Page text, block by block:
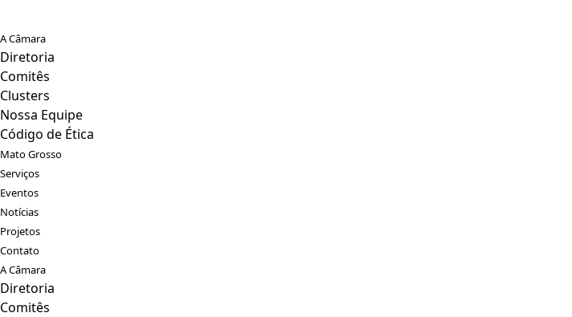
A Câmara
Diretoria
Comitês
Clusters
Nossa Equipe
Código de Ética
Mato Grosso
Serviços
Eventos
Notícias
Projetos
Contato
A Câmara
Diretoria
Comitês